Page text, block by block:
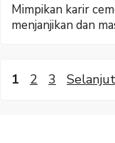
Mimpikan karir
menjanjikan dan
Halaman
1 Halaman
2 Halaman
3